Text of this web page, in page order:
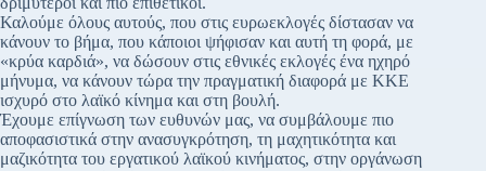
Καλούμε όλους αυτούς, που στις ευρωεκλογές δίστασαν να
κάνουν το βήμα, που κάποιοι ψήφισαν και αυτή τη φορά, με
«κρύα καρδιά», να δώσουν στις εθνικές εκλογές ένα ηχηρό
μήνυμα, να κάνουν τώρα την πραγματική διαφορά με ΚΚΕ
ισχυρό στο λαϊκό κίνημα και στη βουλή.
Έχουμε επίγνωση των ευθυνών μας, να συμβάλουμε πιο
αποφασιστικά στην ανασυγκρότηση, τη μαχητικότητα και
μαζικότητα του εργατικού λαϊκού κινήματος, στην οργάνωση